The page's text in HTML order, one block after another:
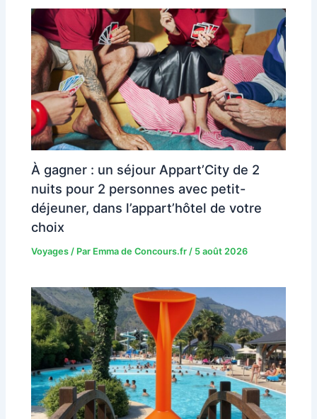
À gagner : un séjour Appart’City de 2
nuits pour 2 personnes avec petit-
déjeuner, dans l’appart’hôtel de votre
choix
Voyages / Par Emma de Concours.fr/ 5 août 2026